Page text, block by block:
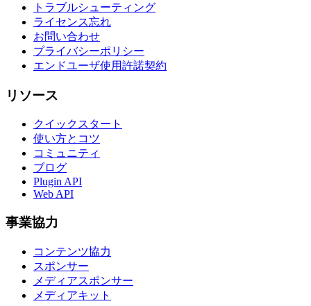
トラブルシューティング
ライセンス忘れ
お問い合わせ
プライバシーポリシー
エンドユーザ使用許諾契約
リソース
クイックスタート
使い方とコツ
コミュニティ
ブログ
Plugin API
Web API
事業協力
コンテンツ協力
スポンサー
メディアスポンサー
メディアキット